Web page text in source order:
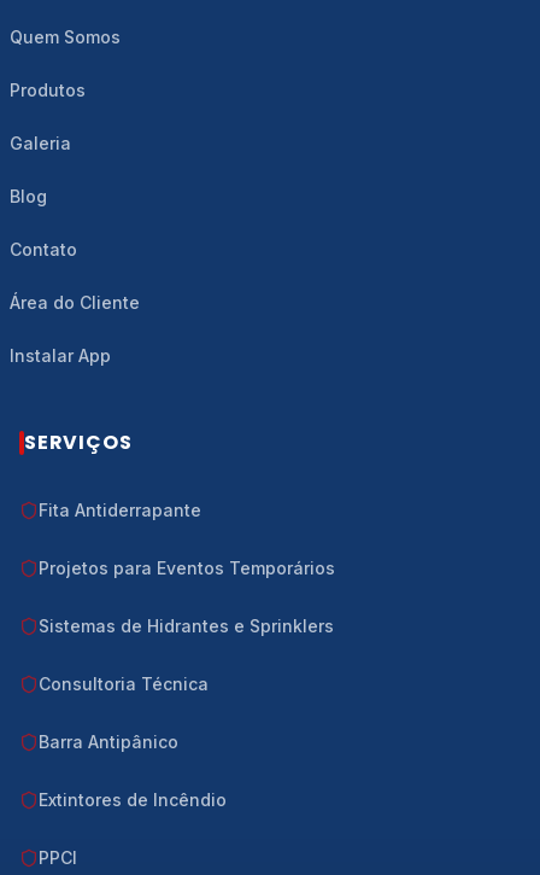
Quem Somos
Produtos
Galeria
Blog
Contato
Área do Cliente
Instalar App
SERVIÇOS
Fita Antiderrapante
Projetos para Eventos Temporários
Sistemas de Hidrantes e Sprinklers
Consultoria Técnica
Barra Antipânico
Extintores de Incêndio
PPCI